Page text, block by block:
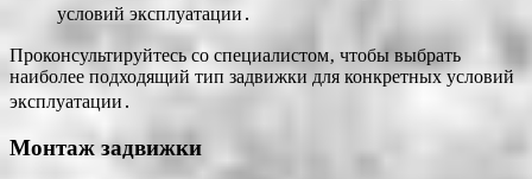
условий эксплуатации․
Проконсультируйтесь со специалистом‚ чтобы выбрать
наиболее подходящий тип задвижки для конкретных условий
эксплуатации․
Монтаж задвижки